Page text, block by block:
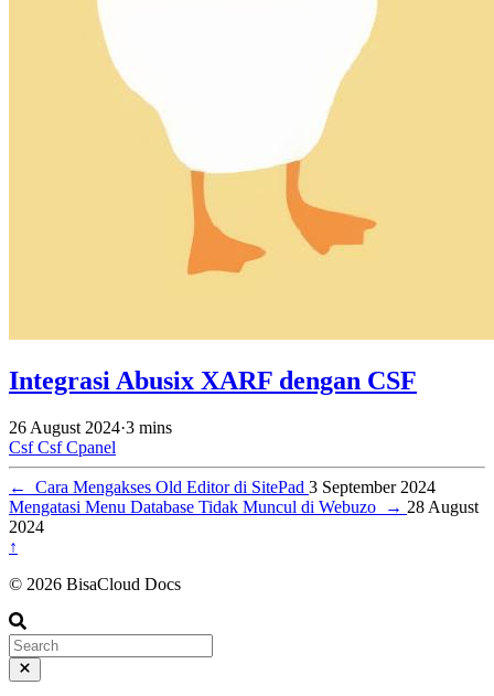
Integrasi Abusix XARF dengan CSF
26 August 2024·3 mins
CsfCsfCpanel
← Cara Mengakses Old Editor di SitePad 3 September 2024
Mengatasi Menu Database Tidak Muncul di Webuzo
→ 28 August
2024
↑
© 2026 BisaCloud Docs